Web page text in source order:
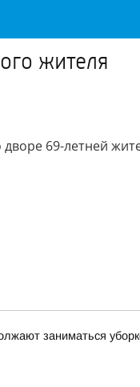
жителя
дворе 69-летней
заниматься